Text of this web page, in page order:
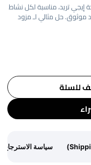
تريد، مناسبة لكل نشاط
حل مثالي لـ مزود
للسلة
سياسة الاسترجاع (Return Policy)